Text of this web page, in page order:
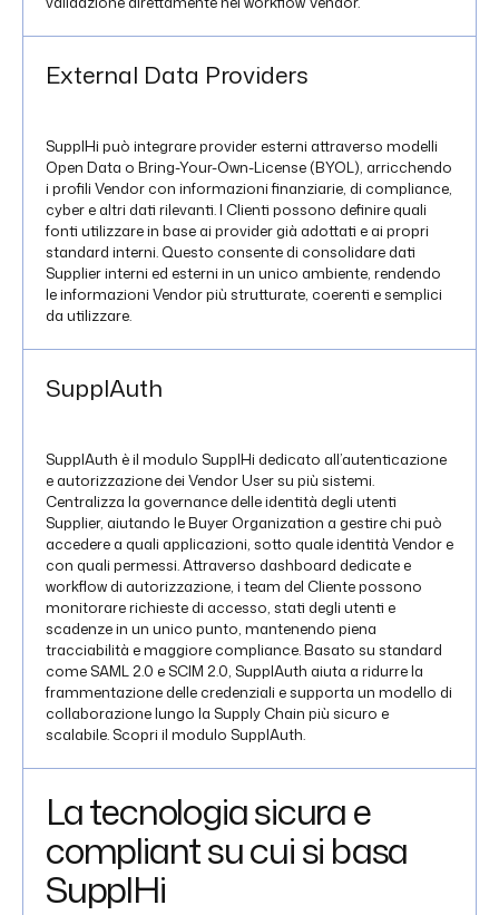
External Data Providers
SupplHi può integrare provider esterni attraverso modelli
Open Data o Bring-Your-Own-License (BYOL), arricchendo
i profili Vendor con informazioni finanziarie, di compliance,
cyber e altri dati rilevanti. I Clienti possono definire quali
fonti utilizzare in base ai provider già adottati e ai propri
standard interni. Questo consente di consolidare dati
Supplier interni ed esterni in un unico ambiente, rendendo
le informazioni Vendor più strutturate, coerenti e semplici
da utilizzare.
SupplAuth
SupplAuth è il modulo SupplHi dedicato all’autenticazione
e autorizzazione dei Vendor User su più sistemi.
Centralizza la governance delle identità degli utenti
Supplier, aiutando le Buyer Organization a gestire chi può
accedere a quali applicazioni, sotto quale identità Vendor e
con quali permessi. Attraverso dashboard dedicate e
workflow di autorizzazione, i team del Cliente possono
monitorare richieste di accesso, stati degli utenti e
scadenze in un unico punto, mantenendo piena
tracciabilità e maggiore compliance. Basato su standard
come SAML 2.0 e SCIM 2.0, SupplAuth aiuta a ridurre la
frammentazione delle credenziali e supporta un modello di
collaborazione lungo la Supply Chain più sicuro e
scalabile. Scopri il modulo SupplAuth.
La tecnologia sicura e
compliant su cui si basa
SupplHi